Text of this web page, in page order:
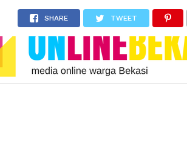
SHARE TWEET